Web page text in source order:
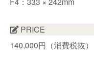
PRICE
140,000円（消費税抜）